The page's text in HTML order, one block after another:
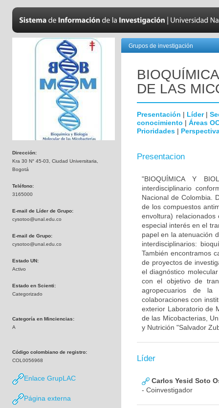
Dirección:
Kra 30 N° 45-03, Ciudad Universitaria,
Bogotá
Teléfono:
3165000
E-mail de Líder de Grupo:
cysotoo@unal.edu.co
E-mail de Grupo:
cysotoo@unal.edu.co
Estado UN:
Activo
Estado en Scienti:
Categorizado
Categoría en Minciencias:
A
Código colombiano de registro:
COL0056968
Enlace GrupLAC
Página externa
Grupos de investigación
DE LAS
Presentación | Líder|
conocimiento | Áreas
Prioridades |
Presentacion
"BIOQUÍMICA Y
interdisciplinario
Nacional de Colombia.
de los compuestos
envoltura)
especial interés en el
papel en la atenuación
interdisciplinarios:
También encontramos
de proyectos de
el diagnóstico
con el objetivo de
agropecuarios de la
colaboraciones con
exterior Laboratorio de
de las Micobacterias,
y Nutrición "Salvador
Líder
Carlos Yesid Soto
- Coinvestigador